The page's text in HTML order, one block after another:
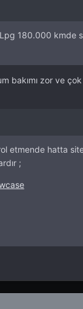
180.000 kmde
bakımı zor ve
etmende hatta
;